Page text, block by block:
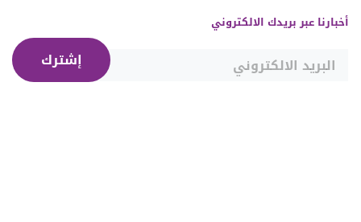
أخبارنا عبر بريدك الالكتروني
إشترك